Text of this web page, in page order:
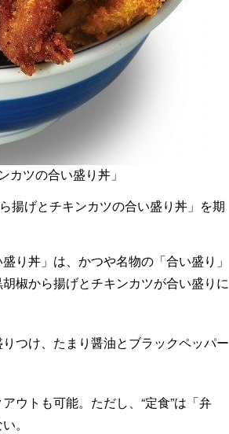
カツの合い盛り丼」
揚げとチキンカツの合い盛り丼」を期
り丼」は、かつや名物の「合い盛り」
椒から揚げとチキンカツが合い盛りに
つけ、たまり醤油とブラックペッパー
ウトも可能。ただし、“定食”は「弁
。